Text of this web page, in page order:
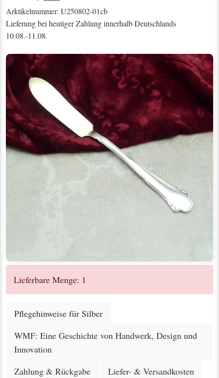
Arktikelnummer: U250802-01cb
Lieferung bei heutiger Zahlung innerhalb Deutschlands
10.08.-11.08.
Lieferbare Menge: 1
Pflegehinweise für Silber
WMF: Eine Geschichte von Handwerk, Design und
Innovation
Zahlung & Rückgabe
Liefer- & Versandkosten